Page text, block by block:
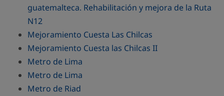
guatemalteca. Rehabilitación y mejora de la Ruta
N12
Mejoramiento Cuesta Las Chilcas
Mejoramiento Cuesta las Chilcas II
Metro de Lima
Metro de Lima
Metro de Riad